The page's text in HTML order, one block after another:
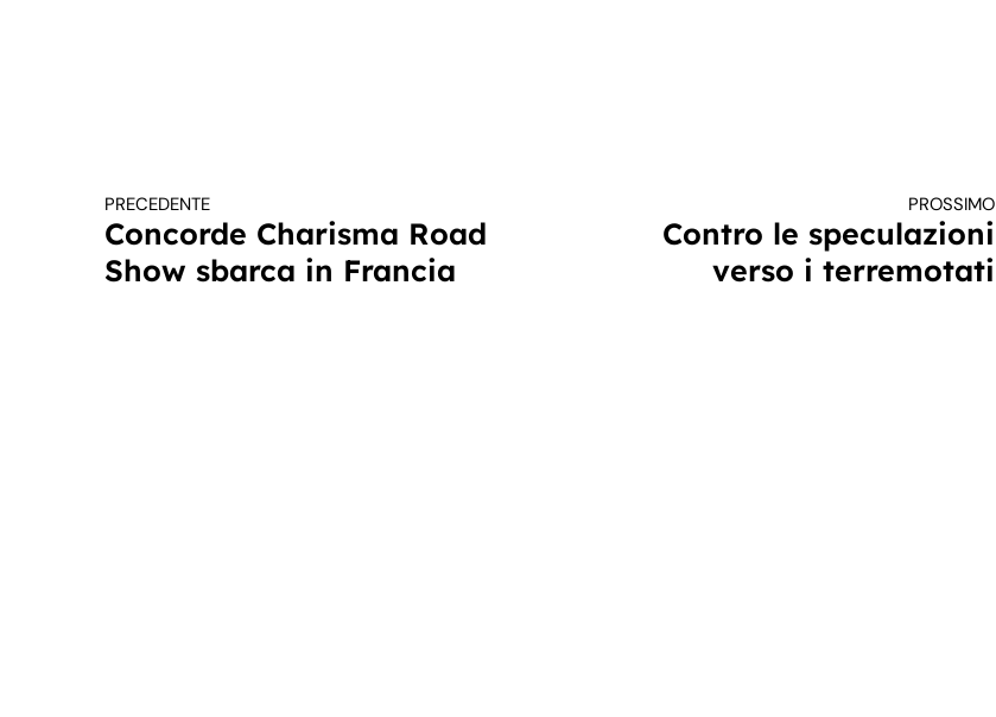
Continua a leggere
PRECEDENTE
Concorde Charisma Road
Show sbarca in Francia
PROSSIMO
Contro le speculazioni
verso i terremotati